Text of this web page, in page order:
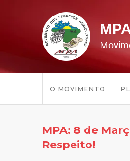
O MOVIMENTO
MPA: 8 de
Respeito!